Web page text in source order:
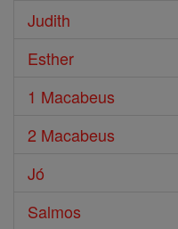
Judith
Esther
1 Macabeus
2 Macabeus
Jó
Salmos